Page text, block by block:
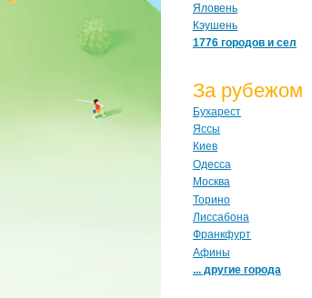
Яловень
Кэушень
1776 городов и сел
За рубежом
Бухарест
Яссы
Киев
Одесса
Москва
Торино
Лиссабона
Франкфурт
Афины
... другие города